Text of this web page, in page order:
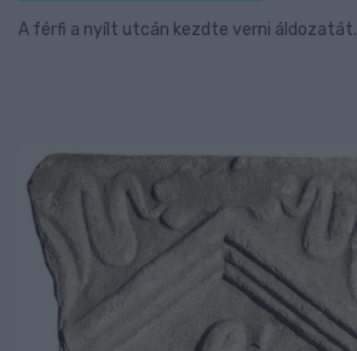
A férfi a nyílt utcán kezdte verni áldozatát.